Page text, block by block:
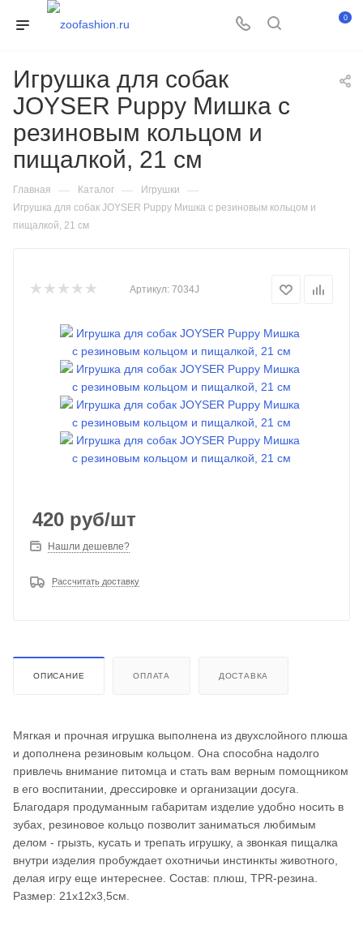
0
Игрушка для собак
JOYSER Puppy Мишка с
резиновым кольцом и
пищалкой, 21 см
Главная — Каталог — Игрушки —
Игрушка для собак JOYSER Puppy Мишка с резиновым кольцом и
пищалкой, 21 см
Артикул: 7034J
420 руб/шт
Нашли дешевле?
Рассчитать доставку
ОПИСАНИЕ ОПЛАТА ДОСТАВКА
Мягкая и прочная игрушка выполнена из двухслойного плюша
и дополнена резиновым кольцом. Она способна надолго
привлечь внимание питомца и стать вам верным помощником
в его воспитании, дрессировке и организации досуга.
Благодаря продуманным габаритам изделие удобно носить в
зубах, резиновое кольцо позволит заниматься любимым
делом - грызть, кусать и трепать игрушку, а звонкая пищалка
внутри изделия пробуждает охотничьи инстинкты животного,
делая игру еще интереснее. Состав: плюш, TPR-резина.
Размер: 21x12x3,5см.